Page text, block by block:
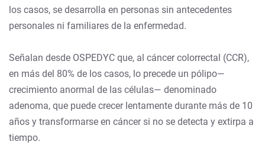
los casos, se desarrolla en personas sin antecedentes
personales ni familiares de la enfermedad.
Señalan desde OSPEDYC que, al cáncer colorrectal (CCR),
en más del 80% de los casos, lo precede un pólipo—
crecimiento anormal de las células— denominado
adenoma, que puede crecer lentamente durante más de 10
años y transformarse en cáncer si no se detecta y extirpa a
tiempo.